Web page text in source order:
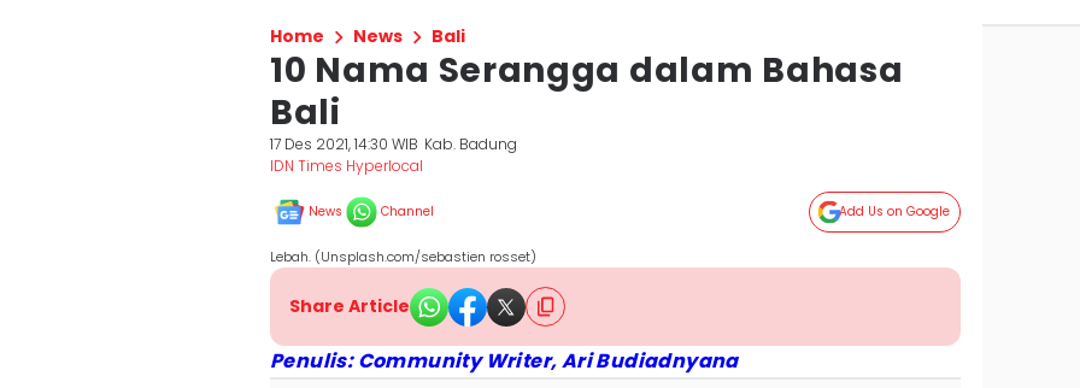
Home News Bali
10 Nama Serangga dalam Bahasa
Bali
17 Des 2021, 14:30 WIB Kab. Badung
IDN Times Hyperlocal
News Channel Add Us on Google
Lebah. (Unsplash.com/sebastien rosset)
Share Article
Penulis: Community Writer, Ari Budiadnyana